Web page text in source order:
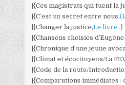
|{Ces magistrats qui tuent la
|{C’est un secret entre nous,
|{Changer la justice,Le livre.}
|{Chansons choisies
|{Chronique d’une jeune
|{Climat et écocitoyens/La
|{Code de la route/
|{Comparutions immédiates :